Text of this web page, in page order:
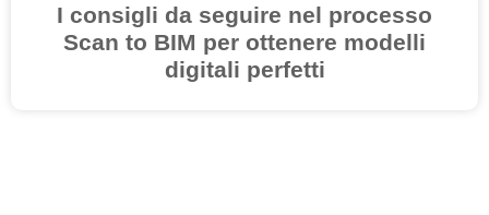
I consigli da seguire nel processo
Scan to BIM per ottenere modelli
digitali perfetti